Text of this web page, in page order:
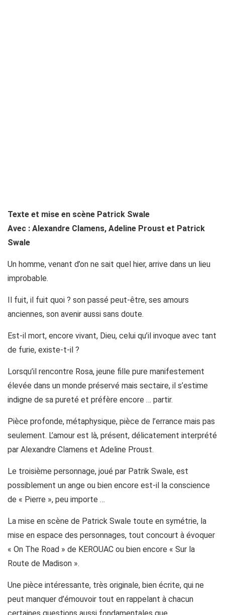
Texte et mise en scène Patrick Swale
Avec : Alexandre Clamens, Adeline Proust et Patrick
Swale
Un homme, venant d’on ne sait quel hier, arrive dans un lieu
improbable.
Il fuit, il fuit quoi ? son passé peut-être, ses amours
anciennes, son avenir aussi sans doute.
Est-il mort, encore vivant, Dieu, celui qu’il invoque avec tant
de furie, existe-t-il ?
Lorsqu’il rencontre Rosa, jeune fille pure manifestement
élevée dans un monde préservé mais sectaire, il s’estime
indigne de sa pureté et préfère encore … partir.
Pièce profonde, métaphysique, pièce de l’errance mais pas
seulement. L’amour est là, présent, délicatement interprété
par Alexandre Clamens et Adeline Proust.
Le troisième personnage, joué par Patrik Swale, est
possiblement un ange ou bien encore est-il la conscience
de « Pierre », peu importe …
La mise en scène de Patrick Swale toute en symétrie, la
mise en espace des personnages, tout concourt à évoquer
« On The Road » de KEROUAC ou bien encore « Sur la
Route de Madison ».
Une pièce intéressante, très originale, bien écrite, qui ne
peut manquer d’émouvoir tout en rappelant à chacun